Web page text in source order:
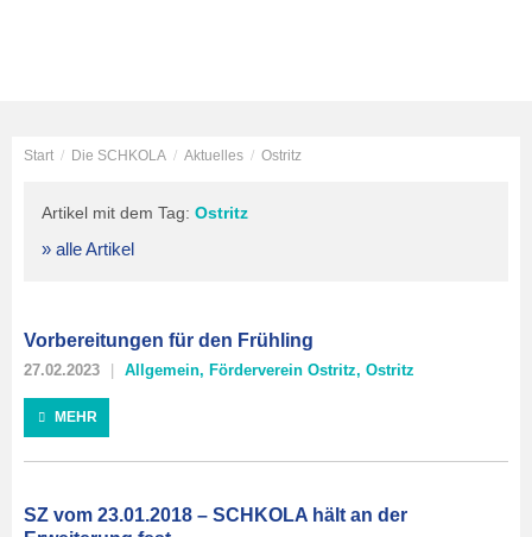
Start / Die SCHKOLA / Aktuelles / Ostritz
Artikel mit dem Tag: Ostritz
» alle Artikel
Vorbereitungen für den Frühling
27.02.2023 Allgemein, Förderverein Ostritz, Ostritz
MEHR
SZ vom 23.01.2018 – SCHKOLA hält an der